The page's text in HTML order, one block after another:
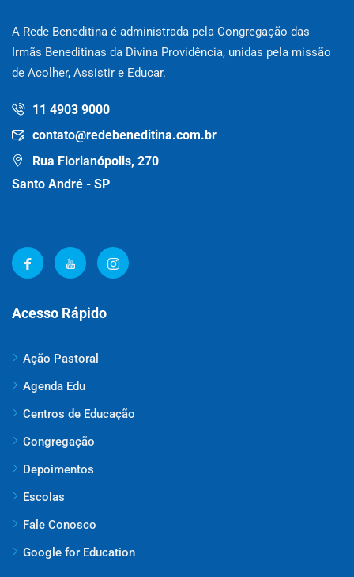
A Rede Beneditina é administrada pela Congregação das
Irmãs Beneditinas da Divina Providência, unidas pela missão
de Acolher, Assistir e Educar.
11 4903 9000
contato@redebeneditina.com.br
Rua Florianópolis, 270
Santo André - SP
Acesso Rápido
Ação Pastoral
Agenda Edu
Centros de Educação
Congregação
Depoimentos
Escolas
Fale Conosco
Google for Education